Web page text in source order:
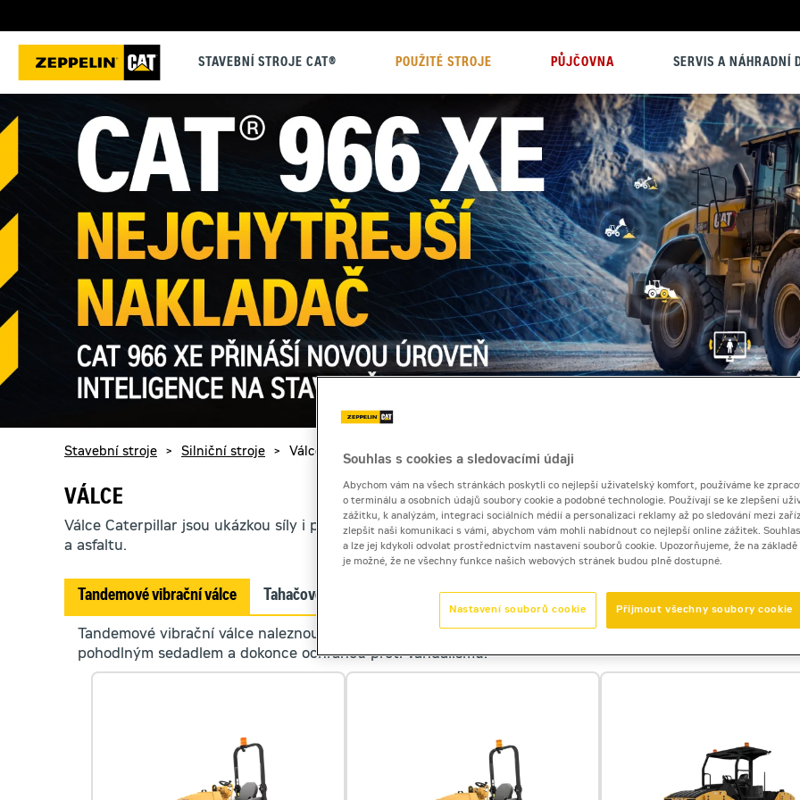
STAVEBNÍ STROJE CAT® POUŽITÉ STROJE PŮJČOVNA SERVIS A NÁHRADNÍ
Stavební stroje > Silniční stroje > Válce
VÁLCE
Válce Caterpillar jsou ukázkou síly i přesnosti. Tandemové vibrační (živičné) i tahačové (zeminové) válce
a asfaltu.
Tandemové vibrační válce Tahačové válce 7 až 20 tun
Tandemové vibrační válce naleznou využití na menších a úzkých plochách. Stroje jsou vybavené
pohodlným sedadlem a dokonce ochranou proti vandalismu.
Souhlas s cookies a sledovacími údaji
Abychom vám na všech stránkách poskytli co nejlepší uživatelský komfort, používáme ke
o terminálu a osobních údajů soubory cookie a podobné technologie. Používají se ke zlepšení
zážitku, k analýzám, integraci sociálních médií a personalizaci reklamy až po sledování mezi
zlepšit naši komunikaci s vámi, abychom vám mohli nabídnout co nejlepší online zážitek.
a lze jej kdykoli odvolat prostřednictvím nastavení souborů cookie. Upozorňujeme, že na základě
je možné, že ne všechny funkce našich webových stránek budou plně dostupné.
Přijmout všechny soubory cookie
Nastavení souborů cookie